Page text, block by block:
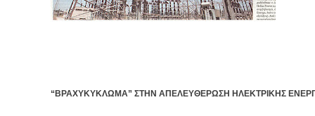
“ΒΡΑΧΥΚΥΚΛΩΜΑ” ΣΤΗΝ ΑΠΕΛΕΥΘΕΡΩΣΗ ΗΛΕΚΤΡΙΚΗΣ